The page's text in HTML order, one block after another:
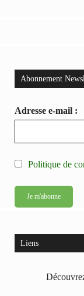
Abonnement
Adresse e-mail :
Politique de
Liens